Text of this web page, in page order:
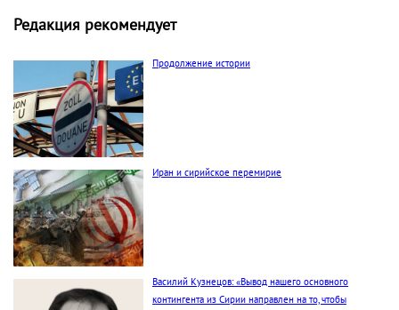
Редакция рекомендует
Продолжение истории
Иран и сирийское перемирие
Василий Кузнецов: «Вывод нашего основного
контингента из Сирии направлен на то, чтобы